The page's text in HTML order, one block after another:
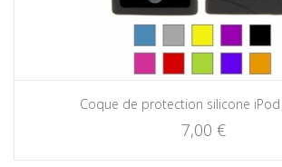
Coque de protection silicone
7,00 €